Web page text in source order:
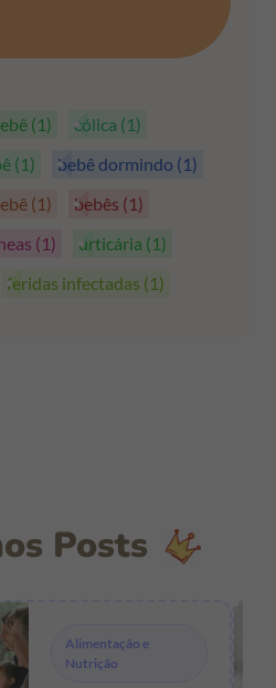
(1) cólica (1)
(1) bebê dormindo (1)
(1) bebês (1)
(1) urticária (1)
feridas infectadas (1)
Posts
Alimentação e
Nutrição